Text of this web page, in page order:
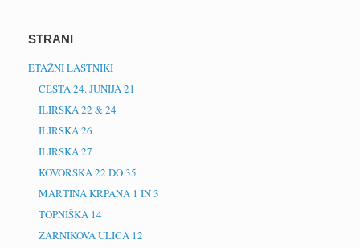
STRANI
ETAŽNI LASTNIKI
CESTA 24. JUNIJA 21
ILIRSKA 22 & 24
ILIRSKA 26
ILIRSKA 27
KOVORSKA 22 DO 35
MARTINA KRPANA 1 IN 3
TOPNIŠKA 14
ZARNIKOVA ULICA 12